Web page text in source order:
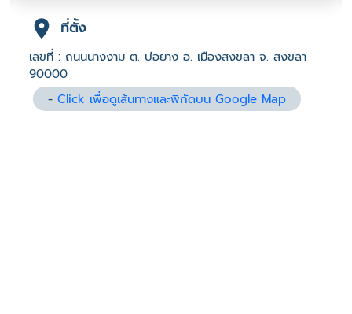
ที่ตั้ง
เลขที่ : ถนนนางงาม ต. บ่อยาง อ. เมืองสงขลา จ. สงขลา
90000
-Click เพื่อดูเส้นทางและพิกัดบน Google Map